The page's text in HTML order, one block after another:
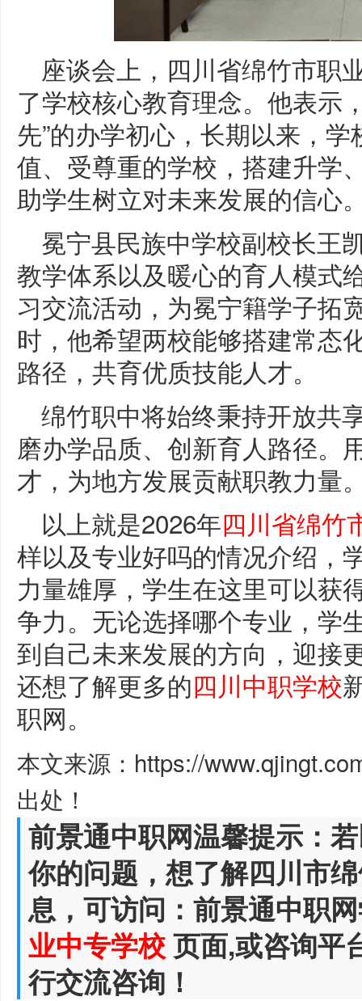
座谈会上，四川省绵竹市职
了学校核心教育理念。他表示
先”的办学初心，长期以来，
值、受尊重的学校，搭建升学
助学生树立对未来发展的信心
冕宁县民族中学校副校长王
教学体系以及暖心的育人模式
习交流活动，为冕宁籍学子拓
时，他希望两校能够搭建常态
路径，共育优质技能人才。
绵竹职中将始终秉持开放共
磨办学品质、创新育人路径。
才，为地方发展贡献职教力量
以上就是2026年四川省绵竹
样以及专业好吗的情况介绍，
力量雄厚，学生在这里可以获
争力。无论选择哪个专业，学
到自己未来发展的方向，迎接
还想了解更多的四川中职学校
职网。
本文来源：https://
出处！
前景通中职网温馨提示：
你的问题，想了解四川市
息，可访问：前景通中职
业中专学校页面,或咨询平
行交流咨询！